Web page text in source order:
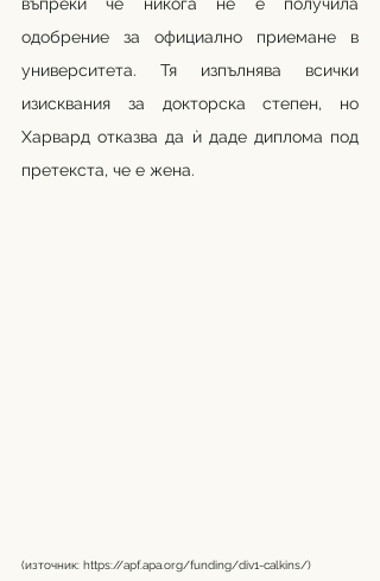
одобрение за официално приемане в
университета. Тя изпълнява всички
изисквания за докторска степен, но
Харвард отказва да ѝ даде диплома под
претекста, че е жена.
(източник: https://apf.apa.org/funding/div1-calkins/)